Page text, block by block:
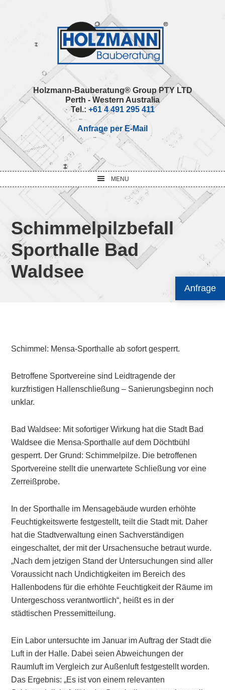
Anfrage
navigation
Holzmann-Bauberatung® Group PTY LTD
Perth - Western Australia
Tel.: +61 4 491 295 411
Anfrage per E-Mail
MENU
Schimmelpilzbefall
Sporthalle Bad
Waldsee
Schimmel: Mensa-Sporthalle ab sofort gesperrt.
Betroffene Sportvereine sind Leidtragende der
kurzfristigen Hallenschließung – Sanierungsbeginn noch
unklar.
Bad Waldsee: Mit sofortiger Wirkung hat die Stadt Bad
Waldsee die Mensa-Sporthalle auf dem Döchtbühl
gesperrt. Der Grund: Schimmelpilze. Die betroffenen
Sportvereine stellt die unerwartete Schließung vor eine
Zerreißprobe.
In der Sporthalle im Mensagebäude wurden erhöhte
Feuchtigkeitswerte festgestellt, teilt die Stadt mit. Daher
hat die Stadtverwaltung einen Sachverständigen
eingeschaltet, der mit der Ursachensuche betraut wurde.
„Nach dem jetzigen Stand der Untersuchungen sind aller
Voraussicht nach Undichtigkeiten im Bereich des
Hallenbodens für die erhöhte Feuchtigkeit der Räume im
Untergeschoss verantwortlich“, heißt es in der
städtischen Pressemitteilung.
Ein Labor untersuchte im Januar im Auftrag der Stadt die
Luft in der Halle. Dabei seien Abweichungen der
Raumluft im Vergleich zur Außenluft festgestellt worden.
Das Ergebnis: „Es ist von einem relevanten